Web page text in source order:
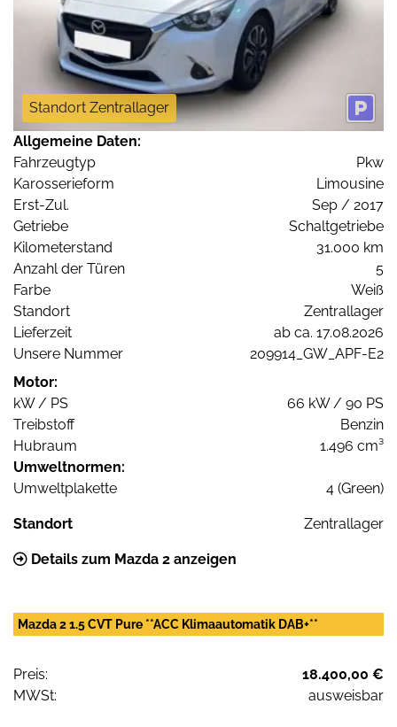
Standort Zentrallager
Allgemeine Daten:
Fahrzeugtyp
Pkw
Karosserieform
Limousine
Erst-Zul.
Sep / 2017
Getriebe
Schaltgetriebe
Kilometerstand
31.000 km
Anzahl der Türen
5
Farbe
Weiß
Standort
Zentrallager
Lieferzeit
ab ca. 17.08.2026
Unsere Nummer
209914_GW_APF-E2
Motor:
kW / PS
66 kW / 90 PS
Treibstoff
Benzin
Hubraum
1.496 cm³
Umweltnormen:
Umweltplakette
4 (Green)
Standort Zentrallager
Details zum Mazda 2 anzeigen
Mazda 2 1.5 CVT Pure **ACC Klimaautomatik DAB+**
Preis:
18.400,00 €
MWSt:
ausweisbar